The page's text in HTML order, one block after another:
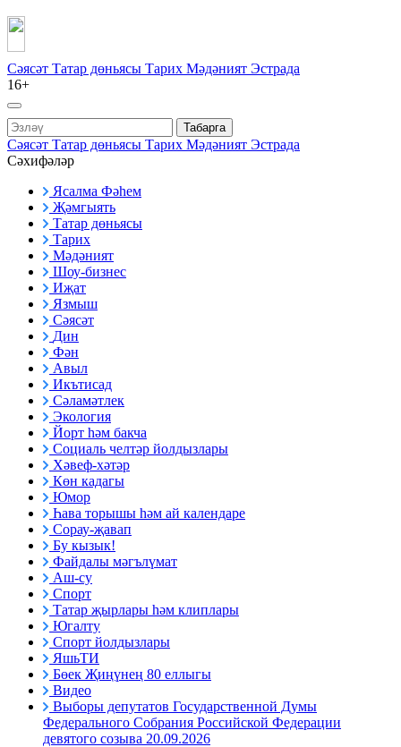
Сәясәт Татар дөньясы Тарих Мәдәният Эстрада
16+
Табарга
Сәясәт Татар дөньясы Тарих Мәдәният Эстрада
Сәхифәләр
Ясалма Фәһем
Җәмгыять
Татар дөньясы
Тарих
Мәдәният
Шоу-бизнес
Иҗат
Язмыш
Сәясәт
Дин
Фән
Авыл
Икътисад
Сәламәтлек
Экология
Йорт һәм бакча
Социаль челтәр йолдызлары
Хәвеф-хәтәр
Көн кадагы
Юмор
Һава торышы һәм ай календаре
Сорау-җавап
Бу кызык!
Файдалы мәгълүмат
Аш-су
Спорт
Татар җырлары һәм клиплары
Югалту
Спорт йолдызлары
ЯшьТИ
Бөек Җиңүнең 80 еллыгы
Видео
Выборы депутатов Государственной Думы
Федерального Собрания Российской Федерации
девятого созыва 20.09.2026